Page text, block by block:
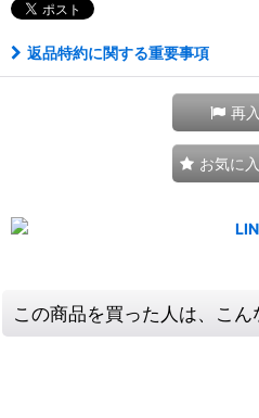
返品特約に関する重要事項
再
お気に
この商品を買った人は、こ